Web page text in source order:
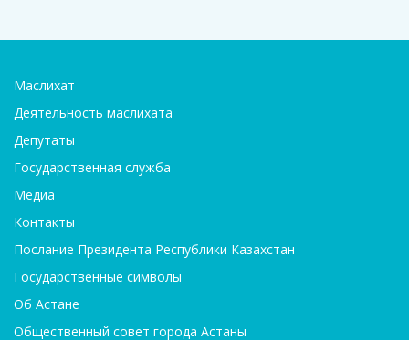
Маслихат
Деятельность маслихата
Депутаты
Государственная служба
Медиа
Контакты
Послание Президента Республики Казахстан
Государственные символы
Об Астане
Общественный совет города Астаны